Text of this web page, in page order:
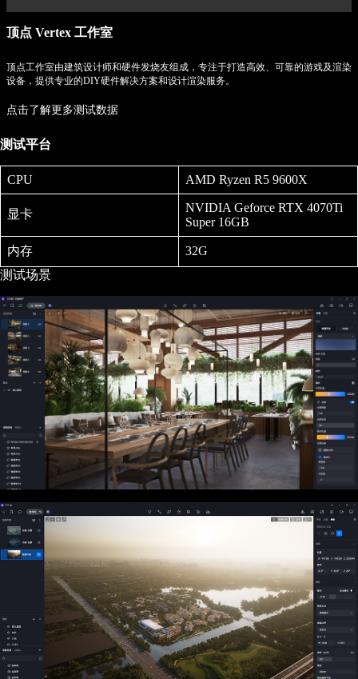
顶点 Vertex 工作室
顶点工作室由建筑设计师和硬件发烧友组成，专注于打造高效、可靠的游戏及渲染
设备，提供专业的DIY硬件解决方案和设计渲染服务。
点击了解更多测试数据
测试平台
CPU AMD Ryzen R5 9600X
显卡
NVIDIA Geforce RTX 4070Ti
Super 16GB
内存
32G
测试场景